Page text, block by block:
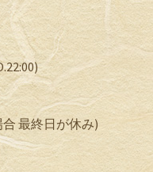
最終日が休み)